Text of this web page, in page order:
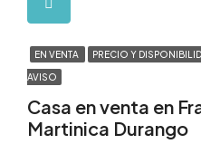
EN VENTA PRECIO Y
AVISO
Casa en venta en
Martinica Durango